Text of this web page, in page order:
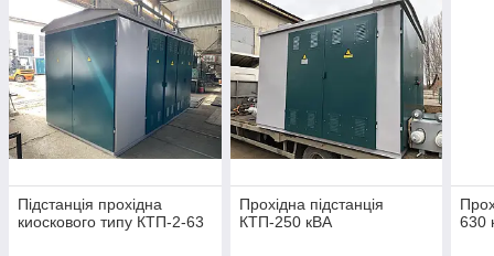
Підстанція прохідна
киоскового типу КТП-2-63
Прохідна підстанція
КТП-250 кВА
630